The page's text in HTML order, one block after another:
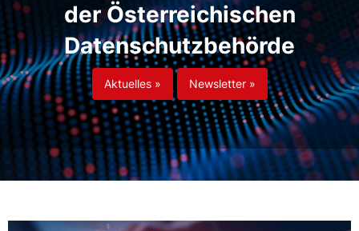
der Österreichischen
Datenschutzbehörde
Aktuelles » Newsletter »